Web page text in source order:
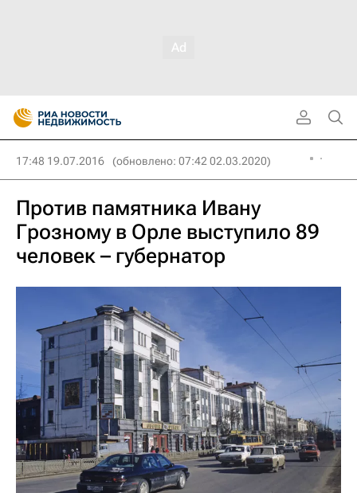
17:48 19.07.2016 (обновлено: 07:42 02.03.2020)
Против памятника Ивану
Грозному в Орле выступило 89
человек – губернатор